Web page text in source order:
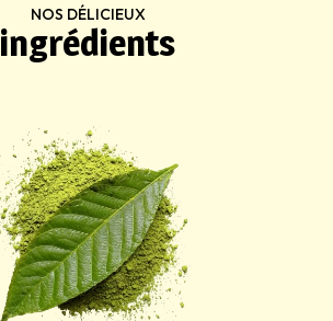
NOS DÉLICIEUX
ingrédients